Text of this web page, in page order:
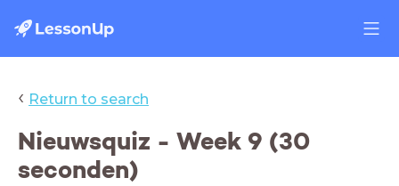
‹ Return to search
Nieuwsquiz - Week 9 (30
seconden)